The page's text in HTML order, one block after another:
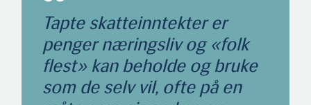
Tapte skatteinntekter er
penger næringsliv og «folk
flest» kan beholde og bruke
som de selv vil, ofte på en